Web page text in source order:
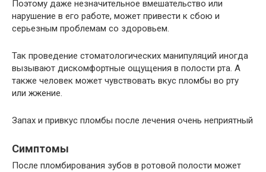
Поэтому даже незначительное вмешательство или
нарушение в его работе, может привести к сбою и
серьезным проблемам со здоровьем.
Так проведение стоматологических манипуляций иногда
вызывают дискомфортные ощущения в полости рта. А
также человек может чувствовать вкус пломбы во рту
или жжение.
Запах и привкус пломбы после лечения очень неприятный
Симптомы
После пломбирования зубов в ротовой полости может